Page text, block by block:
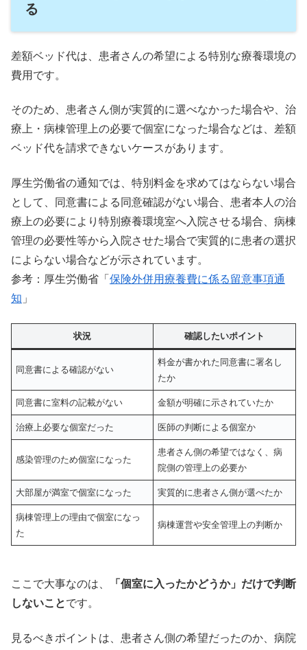
る
差額ベッド代は、患者さんの希望による特別な療養環境の
費用です。
そのため、患者さん側が実質的に選べなかった場合や、治
療上・病棟管理上の必要で個室になった場合などは、差額
ベッド代を請求できないケースがあります。
厚生労働省の通知では、特別料金を求めてはならない場合
として、同意書による同意確認がない場合、患者本人の治
療上の必要により特別療養環境室へ入院させる場合、病棟
管理の必要性等から入院させた場合で実質的に患者の選択
によらない場合などが示されています。
参考：厚生労働省「 保険外併用療養費に係る留意事項通
知 」
状況 確認したいポイント
同意書による確認がない
料金が書かれた同意書に署名し
たか
同意書に室料の記載がない 金額が明確に示されていたか
治療上必要な個室だった 医師の判断による個室か
感染管理のため個室になった
患者さん側の希望ではなく、病
院側の管理上の必要か
大部屋が満室で個室になった 実質的に患者さん側が選べたか
病棟管理上の理由で個室になっ
た
病棟運営や安全管理上の判断か
ここで大事なのは、
「個室に入ったかどうか」だけで判断
しないことです。
見るべきポイントは、患者さん側の希望だったのか、病院